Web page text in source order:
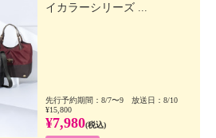
イカラーシリーズ ...
先行予約期間：8/7〜9 放送日：8/10
¥15,800
¥7,980(税込)